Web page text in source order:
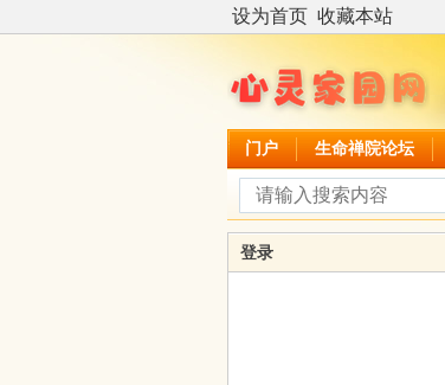
设为首页 收藏本站
门户 生命禅院论坛
登录